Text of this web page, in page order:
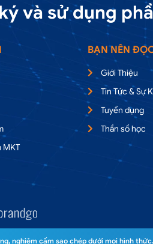
và sử dụng
MKT
BẠN NÊN
Giới Thiệu
Tin Tức & Sự
Tuyển dụng
Thần số học
nghiêm cấm sao chép dưới mọi hình